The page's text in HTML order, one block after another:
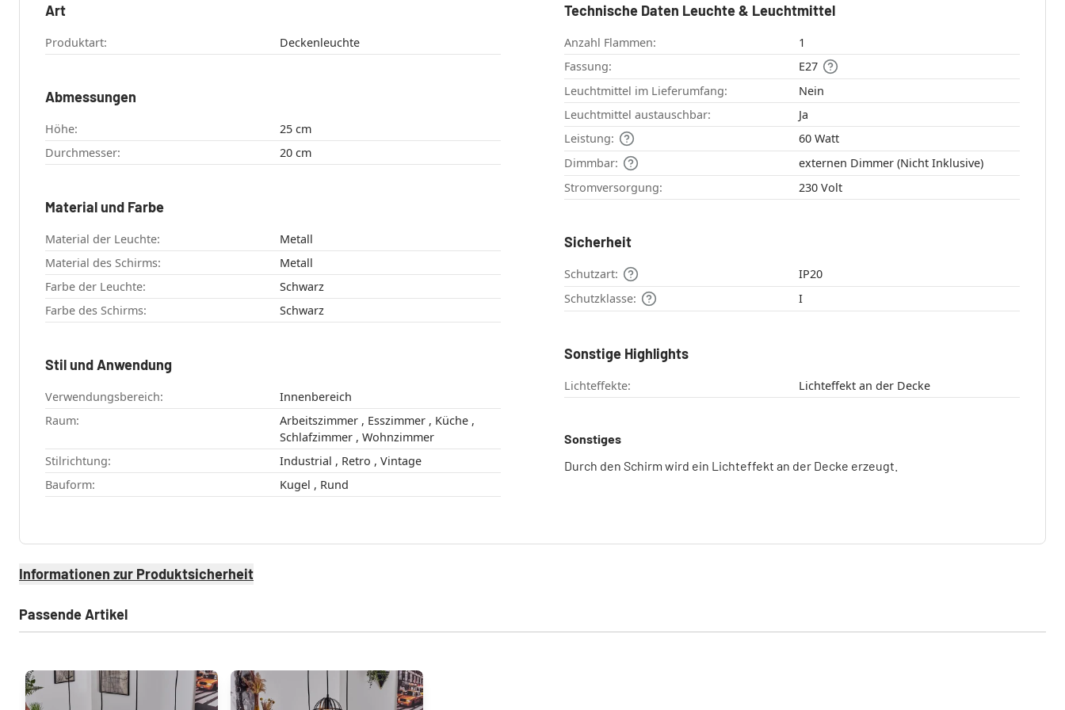
Art
Produktart: Deckenleuchte
Abmessungen
Höhe:
25 cm
Durchmesser:
20 cm
Material und Farbe
Material der Leuchte:
Metall
Material des Schirms:
Metall
Farbe der Leuchte:
Schwarz
Farbe des Schirms:
Schwarz
Stil und Anwendung
Verwendungsbereich:
Innenbereich
Raum:
Arbeitszimmer , Esszimmer , Küche ,
Schlafzimmer , Wohnzimmer
Stilrichtung:
Industrial , Retro , Vintage
Bauform:
Kugel , Rund
Technische Daten Leuchte & Leuchtmittel
Anzahl Flammen:
1
Fassung:
E27
Leuchtmittel im Lieferumfang:
Nein
Leuchtmittel austauschbar:
Ja
Leistung:
60 Watt
Dimmbar:
externen Dimmer (Nicht Inklusive)
Stromversorgung:
230 Volt
Sicherheit
Schutzart:
IP20
Schutzklasse:
I
Sonstige Highlights
Lichteffekte: Lichteffekt an der Decke
Sonstiges
Durch den Schirm wird ein Lichteffekt an der Decke erzeugt.
Informationen zur Produktsicherheit
Passende Artikel